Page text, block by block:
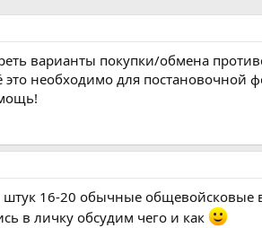
варианты покупки/обмена
это необходимо для постановочной
16-20 обычные общевойсковые
в личку обсудим чего и как